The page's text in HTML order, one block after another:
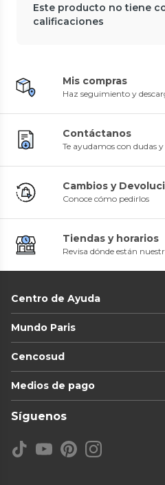
Este producto no tiene
calificaciones
Mis compras
Haz seguimiento y
Contáctanos
Te ayudamos con dudas
Cambios y
Conoce cómo pedirlos
Tiendas y horarios
Revisa dónde están
Centro de Ayuda
Mundo Paris
Cencosud
Medios de pago
Síguenos